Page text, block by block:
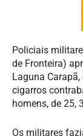
Policiais
de Fronteira)
Laguna
cigarros
homens, de 25,
Os militares